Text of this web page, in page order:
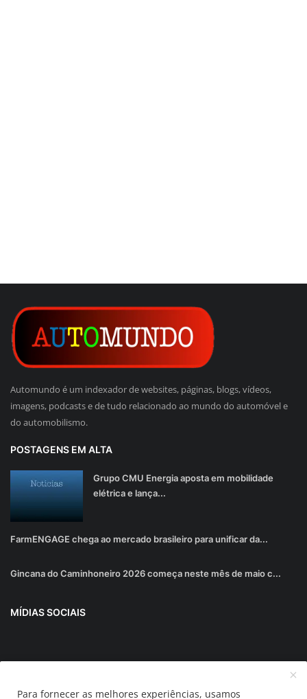
Automundo é um indexador de websites, páginas, blogs, vídeos,
imagens, podcasts e de tudo relacionado ao mundo do automóvel e
do automobilismo.
POSTAGENS EM ALTA
Grupo CMU Energia aposta em mobilidade
elétrica e lança...
FarmENGAGE chega ao mercado brasileiro para unificar da...
Gincana do Caminhoneiro 2026 começa neste mês de maio c...
MÍDIAS SOCIAIS
Para fornecer as melhores experiências, usamos